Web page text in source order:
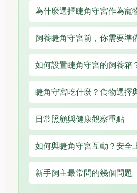
為什麼選擇睫角守宮作為寵
飼養睫角守宮前，你需要準
如何設置睫角守宮的飼養箱
睫角守宮吃什麼？食物選擇
日常照顧與健康觀察重點
如何與睫角守宮互動？安全
新手飼主最常問的幾個問題